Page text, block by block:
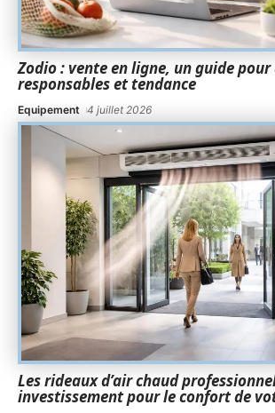
Zodio : vente en ligne, un guide pour
responsables et tendance
Equipement 4 juillet 2026
Les rideaux d’air chaud
investissement pour le confort de